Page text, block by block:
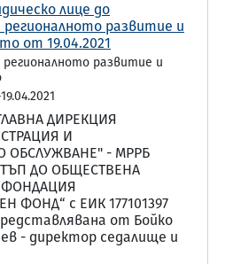
лице до
развитие и
от 19.04.2021
развитие и
ДИРЕКЦИЯ
И
ОБСЛУЖВАНЕ" - МРРБ
ДО ОБЩЕСТВЕНА
ФОНД“ с ЕИК 177101397
от Бойко
- директор седалище и